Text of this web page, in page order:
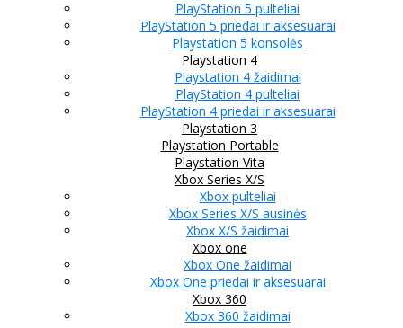
PlayStation 5 pulteliai
PlayStation 5 priedai ir aksesuarai
Playstation 5 konsolės
Playstation 4
Playstation 4 žaidimai
PlayStation 4 pulteliai
PlayStation 4 priedai ir aksesuarai
Playstation 3
Playstation Portable
Playstation Vita
Xbox Series X/S
Xbox pulteliai
Xbox Series X/S ausinės
Xbox X/S žaidimai
Xbox one
Xbox One žaidimai
Xbox One priedai ir aksesuarai
Xbox 360
Xbox 360 žaidimai